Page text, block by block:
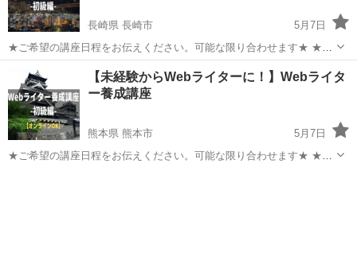
長崎県 長崎市
5月7日
★ご希望の講座日程をお伝えください。可能な限り合わせます★ ★オ
ンラインでも対応するのでお気軽にご相談ください★ 当講座をご覧頂
き、誠にありがとうございます。 福岡を拠点にWebライティング講師
として活動する中...
長崎 その他 講座
【未経験からWebライターに！】Webライタ
ー養成講座
熊本県 熊本市
5月7日
★ご希望の講座日程をお伝えください。可能な限り合わせます★ ★オ